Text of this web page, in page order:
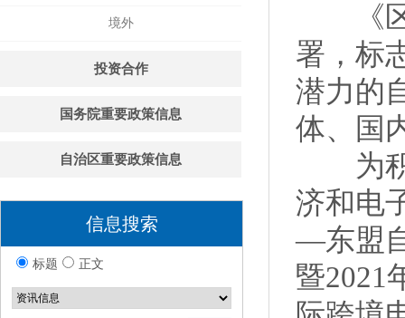
境外
投资合作
国务院重要政策信息
自治区重要政策信息
信息搜索
标题 正文
《区
署，标
潜力的
体、国
为积
济和电
—东盟
暨2021